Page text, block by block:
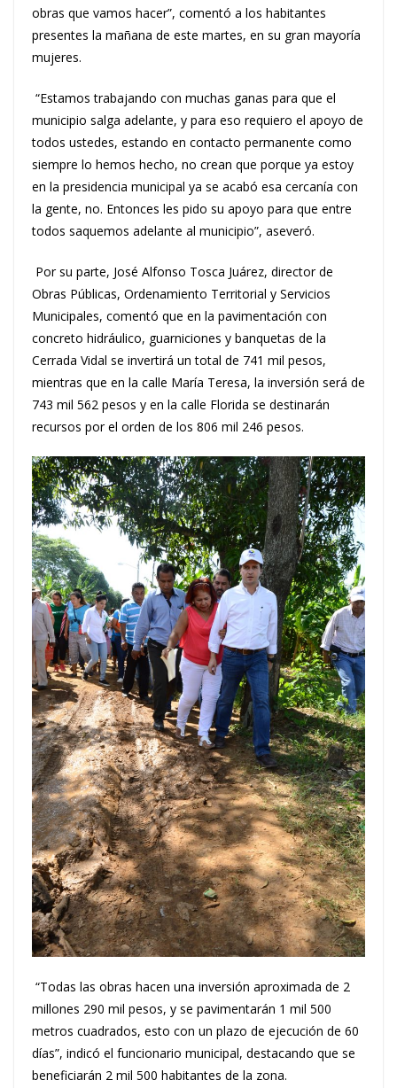
obras que vamos hacer”, comentó a los habitantes
presentes la mañana de este martes, en su gran mayoría
mujeres.
“Estamos trabajando con muchas ganas para que el
municipio salga adelante, y para eso requiero el apoyo de
todos ustedes, estando en contacto permanente como
siempre lo hemos hecho, no crean que porque ya estoy
en la presidencia municipal ya se acabó esa cercanía con
la gente, no. Entonces les pido su apoyo para que entre
todos saquemos adelante al municipio”, aseveró.
Por su parte, José Alfonso Tosca Juárez, director de
Obras Públicas, Ordenamiento Territorial y Servicios
Municipales, comentó que en la pavimentación con
concreto hidráulico, guarniciones y banquetas de la
Cerrada Vidal se invertirá un total de 741 mil pesos,
mientras que en la calle María Teresa, la inversión será de
743 mil 562 pesos y en la calle Florida se destinarán
recursos por el orden de los 806 mil 246 pesos.
“Todas las obras hacen una inversión aproximada de 2
millones 290 mil pesos, y se pavimentarán 1 mil 500
metros cuadrados, esto con un plazo de ejecución de 60
días”, indicó el funcionario municipal, destacando que se
beneficiarán 2 mil 500 habitantes de la zona.